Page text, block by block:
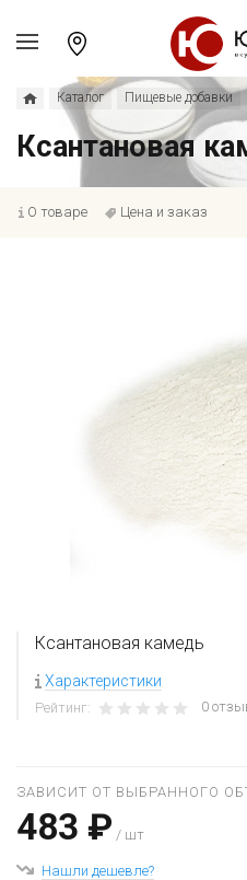
Каталог Пищевые добавки
Ксантановая
О товаре Цена и заказ
Ксантановая камедь
Характеристики
Рейтинг: 0
ЗАВИСИТ ОТ ВЫБРАННОГО
483 ₽ / шт
Нашли дешевле?